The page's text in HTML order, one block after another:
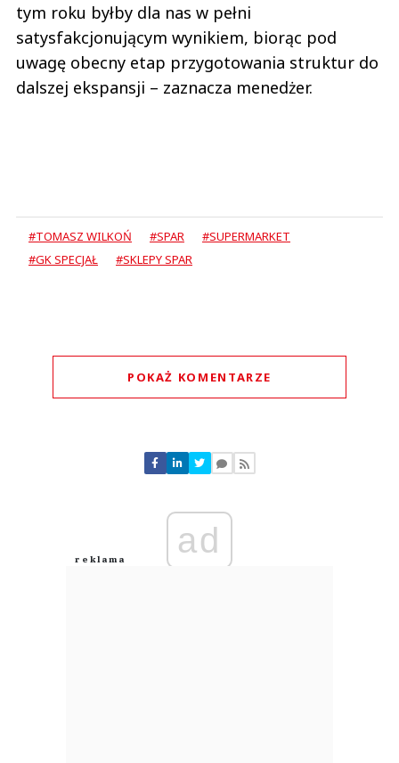
tym roku byłby dla nas w pełni
satysfakcjonującym wynikiem, biorąc pod
uwagę obecny etap przygotowania struktur do
dalszej ekspansji – zaznacza menedżer.
#TOMASZ WILKOŃ #SPAR
#SUPERMARKET
#GK SPECJAŁ
#SKLEPY SPAR
POKAŻ KOMENTARZE
Jeśli ekspansja
28.07.2026 / 20:32
ad